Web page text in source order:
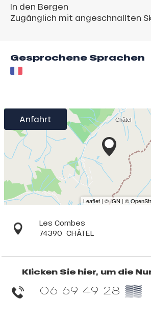
In den Bergen
Zugänglich mit angeschnallten
Gesprochene Sprachen
Anfahrt
Les Combes
74390 CHÂTEL
Klicken Sie hier, um die
06 69 49 28 ▒▒